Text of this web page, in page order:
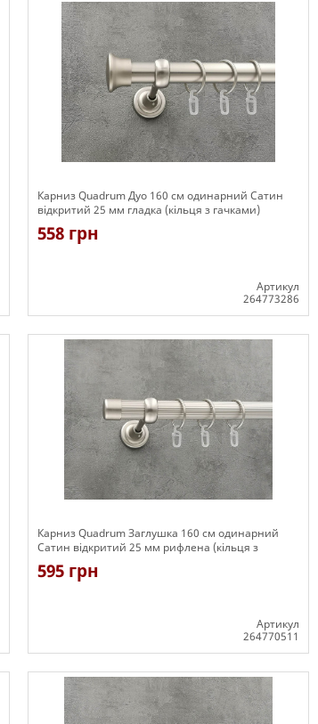
Карниз Quadrum Дуо 160 см одинарний Сатин
відкритий 25 мм гладка (кільця з гачками)
558 грн
Артикул
264773286
Карниз Quadrum Заглушка 160 см одинарний
Сатин відкритий 25 мм рифлена (кільця з
гачками)
595 грн
Артикул
264770511